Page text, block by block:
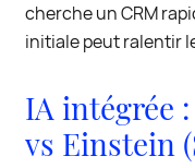
cherche un CRM
initiale peut ralentir
IA intégrée
vs Einstein